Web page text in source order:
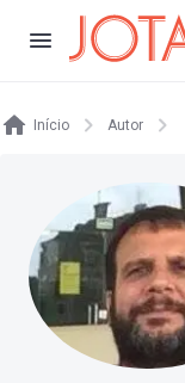
Início Autor